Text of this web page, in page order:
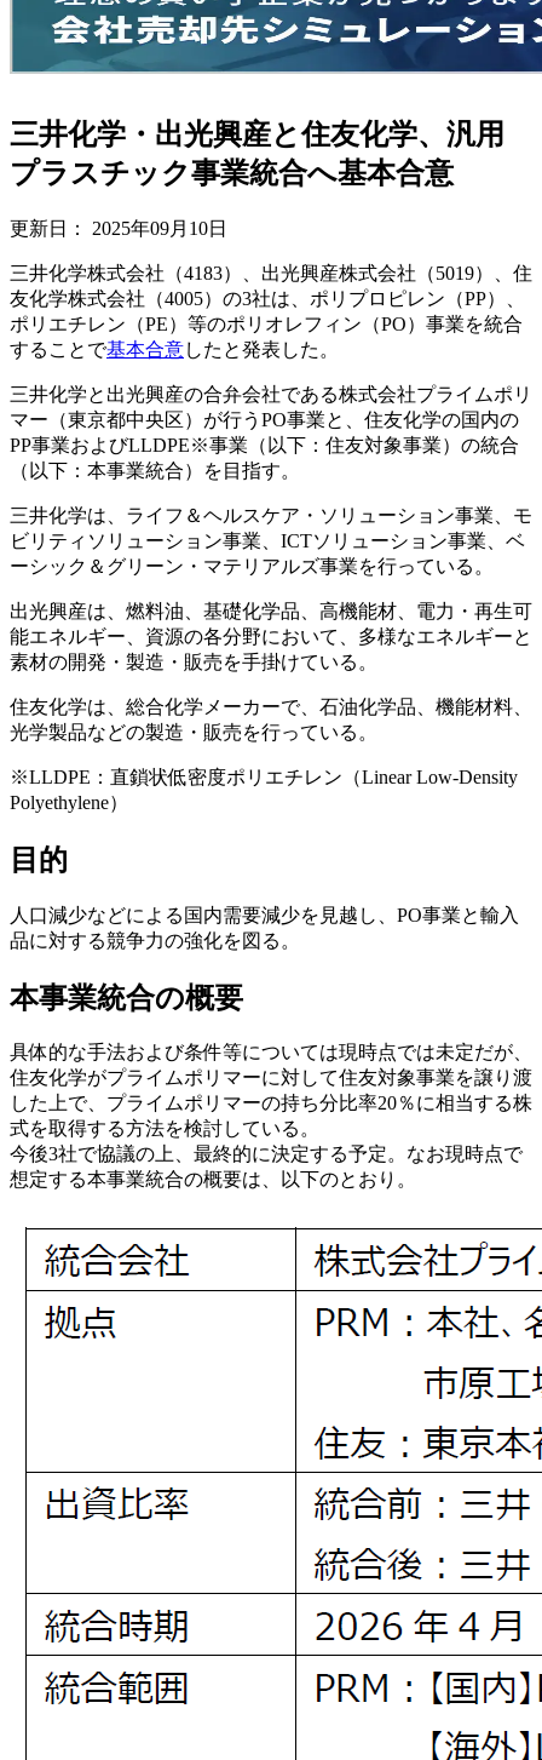
三井化学・出光興産と住友化学、汎用
プラスチック事業統合へ基本合意
更新日： 2025年09月10日
三井化学株式会社（4183）、出光興産株式会社（5019）、住
友化学株式会社（4005）の3社は、ポリプロピレン（PP）、
ポリエチレン（PE）等のポリオレフィン（PO）事業を統合
することで基本合意したと発表した。
三井化学と出光興産の合弁会社である株式会社プライムポリ
マー（東京都中央区）が行うPO事業と、住友化学の国内の
PP事業およびLLDPE※事業（以下：住友対象事業）の統合
（以下：本事業統合）を目指す。
三井化学は、ライフ＆ヘルスケア・ソリューション事業、モ
ビリティソリューション事業、ICTソリューション事業、ベ
ーシック＆グリーン・マテリアルズ事業を行っている。
出光興産は、燃料油、基礎化学品、高機能材、電力・再生可
能エネルギー、資源の各分野において、多様なエネルギーと
素材の開発・製造・販売を手掛けている。
住友化学は、総合化学メーカーで、石油化学品、機能材料、
光学製品などの製造・販売を行っている。
※LLDPE：直鎖状低密度ポリエチレン（Linear Low-Density
Polyethylene）
目的
人口減少などによる国内需要減少を見越し、PO事業と輸入
品に対する競争力の強化を図る。
本事業統合の概要
具体的な手法および条件等については現時点では未定だが、
住友化学がプライムポリマーに対して住友対象事業を譲り渡
した上で、プライムポリマーの持ち分比率20％に相当する株
式を取得する方法を検討している。
今後3社で協議の上、最終的に決定する予定。なお現時点で
想定する本事業統合の概要は、以下のとおり。